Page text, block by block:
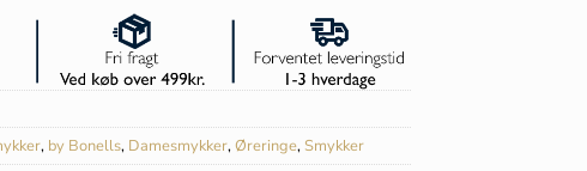
, by Bonells, Damesmykker,Øreringe, Smykker